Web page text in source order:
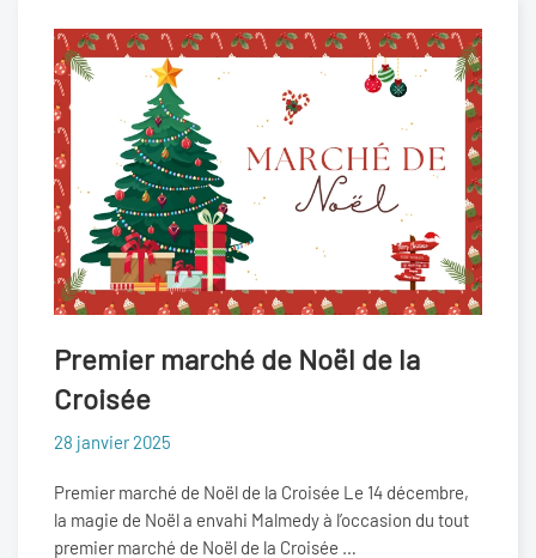
Premier marché de Noël de la
Croisée
28 janvier 2025
Premier marché de Noël de la Croisée Le 14 décembre,
la magie de Noël a envahi Malmedy à l’occasion du tout
premier marché de Noël de la Croisée …